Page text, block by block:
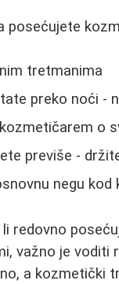
posećujete
tretmanima
preko noći -
o
previše -
negu
redovno
važno je voditi
a kozmetički